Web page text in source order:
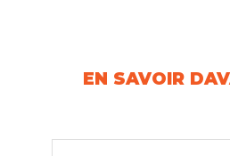
EN SAVOIR